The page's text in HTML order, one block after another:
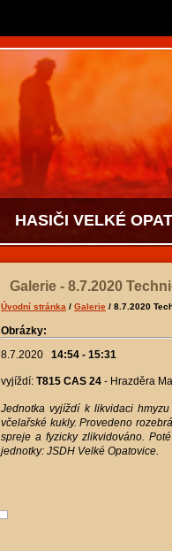
HASIČI VELKÉ
Galerie - 8.7.2020
Úvodní stránka / Galerie / 8.7.2020
Obrázky:
8.7.2020 14:54 - 15:31
vyjíždí: T815 CAS 24 - Hrazděra
Jednotka vyjíždí k likvidaci
včelařské kukly. Provedeno
spreje a fyzicky zlikvidováno.
jednotky: JSDH Velké Opatovice.